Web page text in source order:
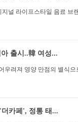
지널 라이프스타일 음료 브
출시..韓 여성...
우려져 영양 만점의 별식으
카페', 정통 태...